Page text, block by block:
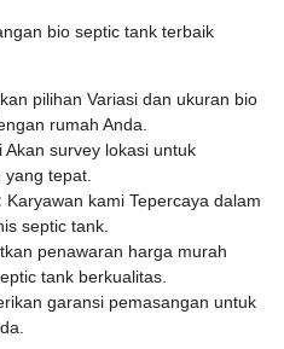
bio septic tank terbaik
pilihan Variasi dan ukuran bio
rumah Anda.
Akan survey lokasi untuk
yang tepat.
Karyawan kami Tepercaya dalam
septic tank.
penawaran harga murah
tank berkualitas.
garansi pemasangan untuk